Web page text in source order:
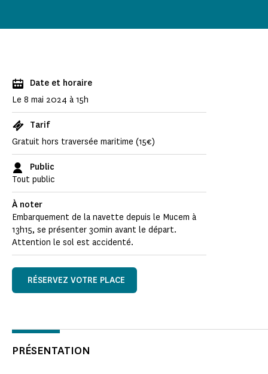
Date et horaire
Le 8 mai 2024 à 15h
Tarif
Gratuit hors traversée maritime (15€)
Public
Tout public
À noter
Embarquement de la navette depuis le Mucem à
13h15, se présenter 30min avant le départ.
Attention le sol est accidenté.
RÉSERVEZ VOTRE PLACE
PRÉSENTATION